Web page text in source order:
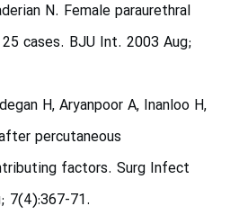
N. Female paraurethral
cases. BJU Int. 2003 Aug;
H, Aryanpoor A, Inanloo H,
percutaneous
factors. Surg Infect
7(4):367-71.